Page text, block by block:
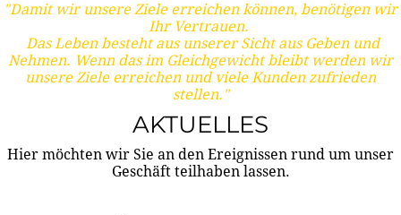
"Damit wir unsere Ziele erreichen können, benötigen wir
Ihr Vertrauen.
Das Leben besteht aus unserer Sicht aus Geben und
Nehmen. Wenn das im Gleichgewicht bleibt werden wir
unsere Ziele erreichen und viele Kunden zufrieden
stellen."
AKTUELLES
Hier möchten wir Sie an den Ereignissen rund um unser
Geschäft teilhaben lassen.